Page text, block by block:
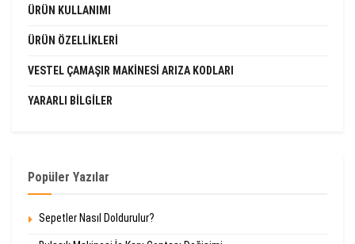
ÜRÜN KULLANIMI
ÜRÜN ÖZELLIKLERI
VESTEL ÇAMAŞIR MAKINESI ARIZA KODLARI
YARARLI BILGILER
Popüler Yazılar
Sepetler Nasıl Doldurulur?